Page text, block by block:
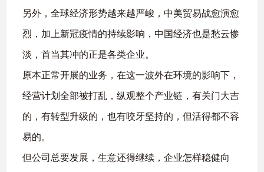
另外，全球经济形势越来越严峻，中美贸易战愈演愈
烈，加上新冠疫情的持续影响，中国经济也是愁云惨
淡，首当其冲的正是各类企业。
原本正常开展的业务，在这一波外在环境的影响下，
经营计划全部被打乱，纵观整个产业链，有关门大吉
的，有转型升级的，也有咬牙坚持的，但活得都不容
易的。
但公司总要发展，生意还得继续，企业怎样稳健向